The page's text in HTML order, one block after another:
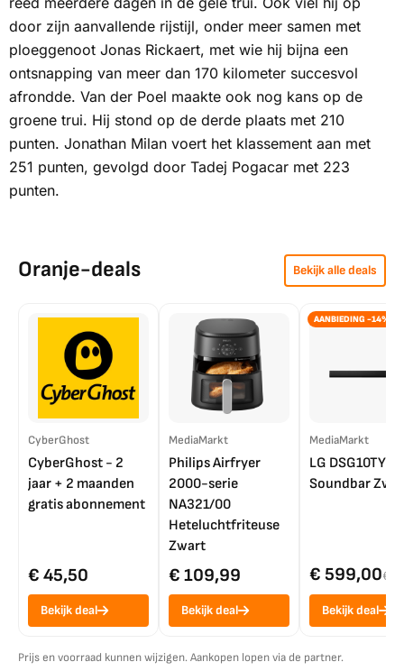
door zijn aanvallende rijstijl, onder meer samen met
ploeggenoot Jonas Rickaert, met wie hij bijna een
ontsnapping van meer dan 170 kilometer succesvol
afrondde. Van der Poel maakte ook nog kans op de
groene trui. Hij stond op de derde plaats met 210
punten. Jonathan Milan voert het klassement aan met
251 punten, gevolgd door Tadej Pogacar met 223
punten.
Oranje-deals Bekijk alle deals
CyberGhost
CyberGhost - 2
jaar + 2 maanden
gratis abonnement
€ 45,50
Bekijk deal
MediaMarkt
Philips Airfryer
2000-serie
NA321/00
Heteluchtfriteuse
Zwart
€ 109,99
Bekijk deal
AANBIEDING -14%
MediaMarkt
LG DSG10TY
Soundbar
€ 599,00€
Bekijk deal
Prijs en voorraad kunnen wijzigen. Aankopen lopen via de partner.